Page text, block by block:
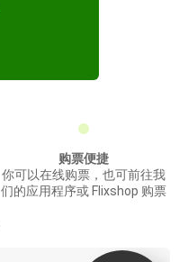
购票便捷
你可以在线购票，也可前往我
们的应用程序或 Flixshop 购票